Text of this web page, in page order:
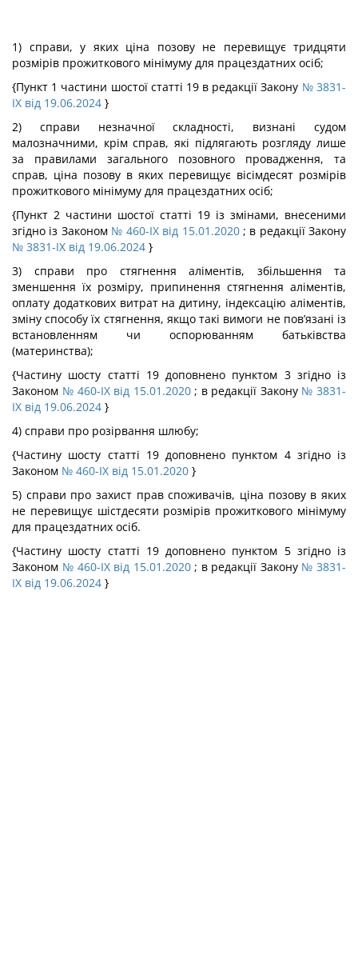
1) справи, у яких ціна позову не перевищує тридцяти
розмірів прожиткового мінімуму для працездатних осіб;
{Пункт 1 частини шостої статті 19 в редакції Закону № 3831-
IX від 19.06.2024 }
2) справи незначної складності, визнані судом
малозначними, крім справ, які підлягають розгляду лише
за правилами загального позовного провадження, та
справ, ціна позову в яких перевищує вісімдесят розмірів
прожиткового мінімуму для працездатних осіб;
{Пункт 2 частини шостої статті 19 із змінами, внесеними
згідно із Законом № 460-IX від 15.01.2020; в редакції Закону
№ 3831-IX від 19.06.2024 }
3) справи про стягнення аліментів, збільшення та
зменшення їх розміру, припинення стягнення аліментів,
оплату додаткових витрат на дитину, індексацію аліментів,
зміну способу їх стягнення, якщо такі вимоги не пов’язані із
встановленням чи оспорюванням батьківства
(материнства);
{Частину шосту статті 19 доповнено пунктом 3 згідно із
Законом № 460-IX від 15.01.2020; в редакції Закону № 3831-
IX від 19.06.2024 }
4) справи про розірвання шлюбу;
{Частину шосту статті 19 доповнено пунктом 4 згідно із
Законом № 460-IX від 15.01.2020 }
5) справи про захист прав споживачів, ціна позову в яких
не перевищує шістдесяти розмірів прожиткового мінімуму
для працездатних осіб.
{Частину шосту статті 19 доповнено пунктом 5 згідно із
Законом № 460-IX від 15.01.2020; в редакції Закону № 3831-
IX від 19.06.2024 }